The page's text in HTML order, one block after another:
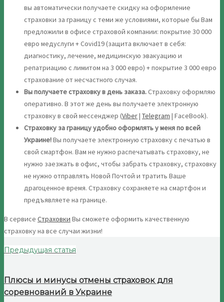
вы автоматически получаете скидку на оформление
страховки за границу с теми же условиями, которые бы Вам
предложили в офисе страховой компании: покрытие 30 000
евро медуслуги + Covid19 (защита включает в себя:
диагностику, лечение, медицинскую эвакуацию и
репатриацию с лимитом на 3 000 евро) + покрытие 3 000 евро
страхование от несчастного случая.
Вы получаете страховку в день заказа.Страховку оформляю
оперативно. В этот же день вы получаете электронную
страховку в свой мессенджер (Viber| Telegram | FaceBook).
Страховку за границу удобно оформлять у меня по всей
Украине!Вы получаете электронную страховку с печатью в
свой смартфон. Вам не нужно распечатывать страховку, не
нужно заезжать в офис, чтобы забрать страховку, страховку
не нужно отправлять Новой Почтой и тратить Ваше
драгоценное время. Страховку сохраняете на смартфон и
предъявляете на границе.
В сервисе Страховки Вы сможете оформить качественную
страховку на все случаи жизни!
Предыдущая статья
Плюсы и минусы отмены страховок для
соревнований в Украине